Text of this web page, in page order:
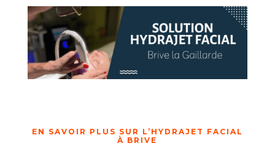
EN SAVOIR PLUS SUR L’HYDRAJET FACIAL
À BRIVE